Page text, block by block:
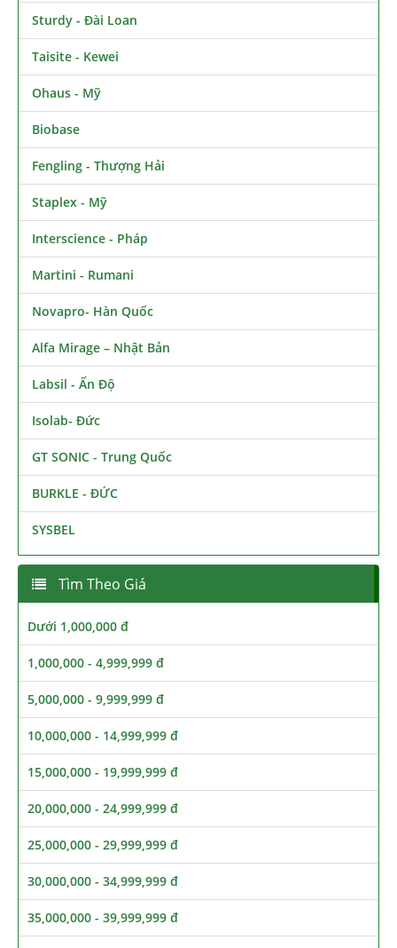
Sturdy - Đài Loan
Taisite - Kewei
Ohaus - Mỹ
Biobase
Fengling - Thượng Hải
Staplex - Mỹ
Interscience - Pháp
Martini - Rumani
Novapro- Hàn Quốc
Alfa Mirage – Nhật Bản
Labsil - Ấn Độ
Isolab- Đức
GT SONIC - Trung Quốc
BURKLE - ĐỨC
SYSBEL
Tìm Theo Giá
Dưới 1,000,000 đ
1,000,000 - 4,999,999 đ
5,000,000 - 9,999,999 đ
10,000,000 - 14,999,999 đ
15,000,000 - 19,999,999 đ
20,000,000 - 24,999,999 đ
25,000,000 - 29,999,999 đ
30,000,000 - 34,999,999 đ
35,000,000 - 39,999,999 đ